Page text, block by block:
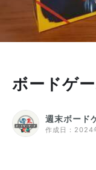
ボードゲ
週末ボード
作成日： 2024